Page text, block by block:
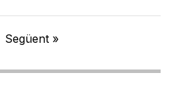
Següent »